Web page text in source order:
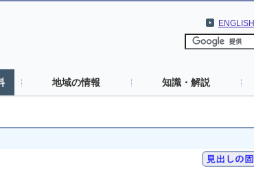
ENGLISH
地域の情報 知識・解説